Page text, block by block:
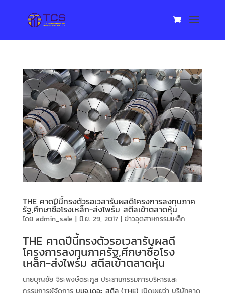
THE คาดปีนี้ทรงตัวรอเวลารับผลดีโครงการลงทุนภาค
รัฐ,ศึกษาซื้อโรงเหล็ก-ส่งไพร์ม สตีลเข้าตลาดหุ้น
โดย admin_sale | มิ.ย. 29, 2017| ข่าวอุตสาหกรรมเหล็ก
THE คาดปีนี้ทรงตัวรอเวลารับผลดี
โครงการลงทุนภาครัฐ,ศึกษาซื้อโรง
เหล็ก-ส่งไพร์ม สตีลเข้าตลาดหุ้น
นายบุญชัย จิระพงษ์ตระกูล ประธานกรรมการบริหารและ